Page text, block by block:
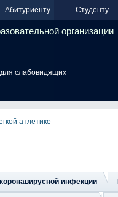
Абитуриенту Студенту
организации
слабовидящих
атлетике
инфекции